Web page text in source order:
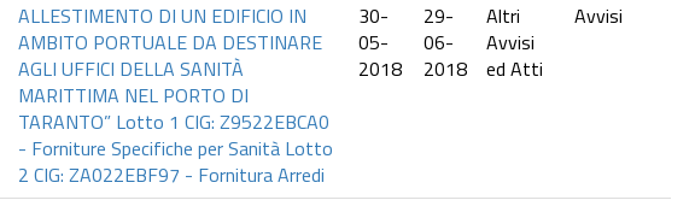
ALLESTIMENTO DI UN EDIFICIO IN
AMBITO PORTUALE DA DESTINARE
AGLI UFFICI DELLA SANITÀ
MARITTIMA NEL PORTO DI
TARANTO” Lotto 1 CIG: Z9522EBCA0
- Forniture Specifiche per Sanità Lotto
2 CIG: ZA022EBF97 - Fornitura Arredi
30-
05-
2018
29-
06-
2018
Altri
Avvisi
ed Atti
Avvisi